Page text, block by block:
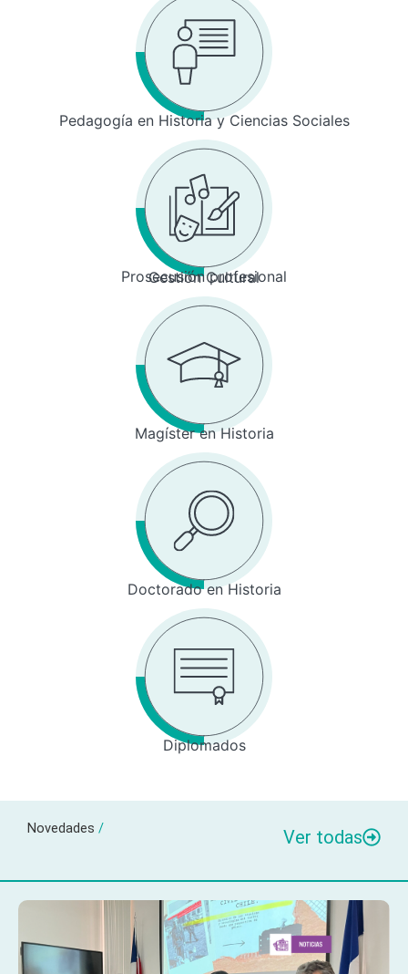
Pedagogía en Historia y Ciencias Sociales
Prosecusión profesional
Gestión Cultural
Magíster en Historia
Doctorado en Historia
Diplomados
Novedades / Ver todas